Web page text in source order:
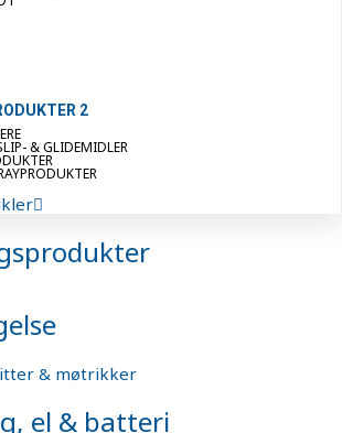
2
& GLIDEMIDLER
& møtrikker
el & batteri